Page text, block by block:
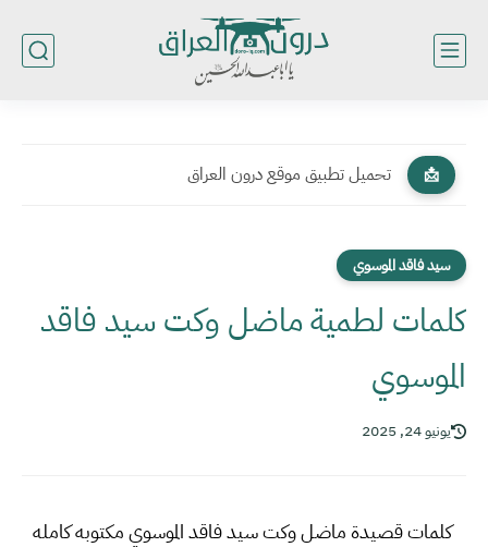
📩 تحميل تطبيق موقع درون العراق
سيد فاقد الموسوي
كلمات لطمية ماضل وكت سيد فاقد
الموسوي
يونيو 24, 2025
كلمات قصيدة ماضل وكت سيد فاقد الموسوي مكتوبه كامله